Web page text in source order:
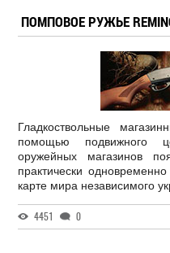
ПОМПОВОЕ РУЖЬЕ
Гладкоствольные
помощью подвижного
оружейных магазинов
практически
карте мира независимого
4451 0